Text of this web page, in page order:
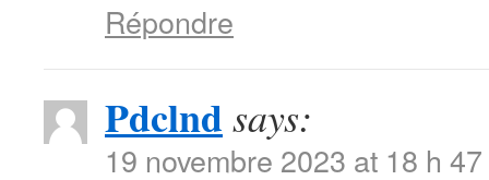
Répondre
Pdclndsays:
19 novembre 2023 at 18 h